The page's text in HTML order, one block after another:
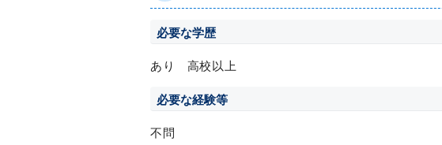
必要な学歴
あり 高校以上
必要な経験等
不問